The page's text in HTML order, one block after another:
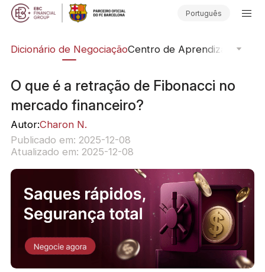
Português
Dicionário de NegociaçãoCentro de Aprendizado
O que é a retração de Fibonacci no
mercado financeiro?
Autor:Charon N.
Publicado em: 2025-12-08
Atualizado em: 2025-12-08